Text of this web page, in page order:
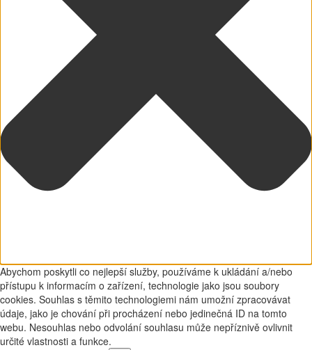
Abychom poskytli co nejlepší služby, používáme k ukládání a/nebo
přístupu k informacím o zařízení, technologie jako jsou soubory
cookies. Souhlas s těmito technologiemi nám umožní zpracovávat
údaje, jako je chování při procházení nebo jedinečná ID na tomto
webu. Nesouhlas nebo odvolání souhlasu může nepříznivě ovlivnit
určité vlastnosti a funkce.